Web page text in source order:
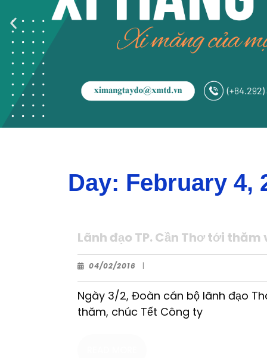
Day: February 4,
Lãnh đạo TP. Cần Thơ tới
04/02/2016 |
Ngày 3/2, Đoàn cán bộ lãnh đạo
thăm, chúc Tết Công ty